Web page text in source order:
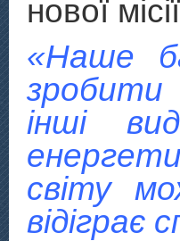
нової
«Наше
зробити
інші
світу
відіграє